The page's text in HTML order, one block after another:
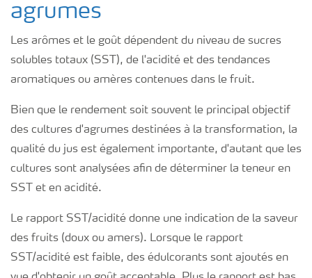
agrumes
Les arômes et le goût dépendent du niveau de sucres
solubles totaux (SST), de l'acidité et des tendances
aromatiques ou amères contenues dans le fruit.
Bien que le rendement soit souvent le principal objectif
des cultures d'agrumes destinées à la transformation, la
qualité du jus est également importante, d'autant que les
cultures sont analysées afin de déterminer la teneur en
SST et en acidité.
Le rapport SST/acidité donne une indication de la saveur
des fruits (doux ou amers). Lorsque le rapport
SST/acidité est faible, des édulcorants sont ajoutés en